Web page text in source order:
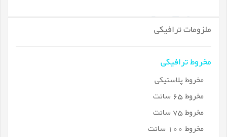
ملزومات ترافیکی
مخروط ترافیکی
مخروط پلاستیکی
مخروط 65 سانت
مخروط 75 سانت
مخروط 100 سانت